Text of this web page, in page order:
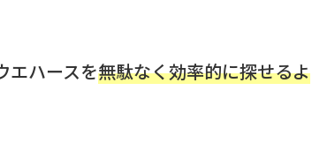
エハースを無駄なく効率的に探せるよ